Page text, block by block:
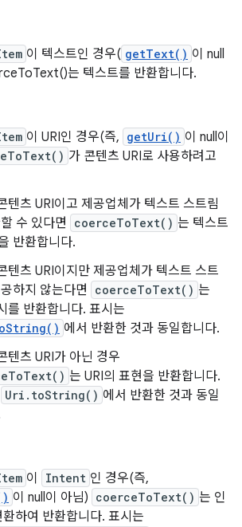
이 텍스트인 경우( getText() 이 null
는 텍스트를 반환합니다.
이 URI인 경우(즉, getUri() 이 null이
가 콘텐츠 URI로 사용하려고
텐츠 URI이고 제공업체가 텍스트 스트림
수 있다면
coerceToText() 는 텍스트
반환합니다.
텐츠 URI이지만 제공업체가 텍스트 스트
하지 않는다면
coerceToText() 는
를 반환합니다. 표시는
에서 반환한 것과 동일합니다.
텐츠 URI가 아닌 경우
는 URI의 표현을 반환합니다.
Uri.toString() 에서 반환한 것과 동일
이 Intent 인 경우(즉,
이 null이 아님) coerceToText() 는 인
환하여 반환합니다. 표시는